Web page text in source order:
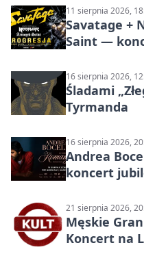
11 sierpnia 2026,
Savatage +
Saint —
16 sierpnia 2026,
Śladami
Tyrmanda
16 sierpnia 2026,
Andrea
koncert
21 sierpnia 2026,
Męskie
Koncert na